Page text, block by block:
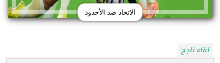
الاتحاد ضد الأخدود
لقاء ناجح